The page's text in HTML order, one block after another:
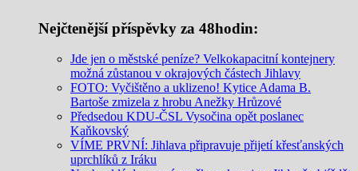
Nejčtenější příspěvky za 48hodin:
Jde jen o městské peníze? Velkokapacitní kontejnery
možná zůstanou v okrajových částech Jihlavy
FOTO: Vyčištěno a uklizeno! Kytice Adama B.
Bartoše zmizela z hrobu Anežky Hrůzové
Předsedou KDU-ČSL Vysočina opět poslanec
Kaňkovský
VÍME PRVNÍ: Jihlava připravuje přijetí křesťanských
uprchlíků z Iráku